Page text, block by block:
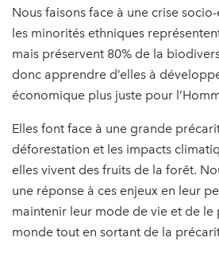
Nous faisons face à une crise
les minorités ethniques
mais préservent 80% de la
donc apprendre d’elles à
économique plus juste pour
Elles font face à une grande
déforestation et les impacts
elles vivent des fruits de la forêt.
une réponse à ces enjeux en leur
maintenir leur mode de vie et de le
monde tout en sortant de la